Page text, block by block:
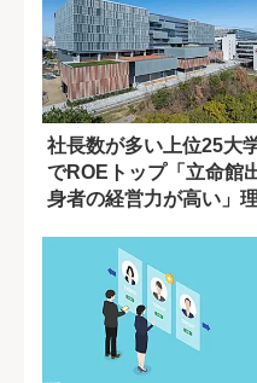
社長数が多い上位25大
でROEトップ「立命館
身者の経営力が高い」理